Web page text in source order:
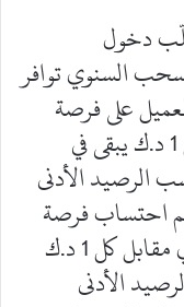
دخول
السنوي توافر
على فرصة
واحدة لدخول السحوبات مقابل كل 1 د.ك يبقى في
الرصيد الأدنى
احتساب فرصة
واحدة للمشاركة في السحب السنوي مقابل كل 1 د.ك
الأدنى